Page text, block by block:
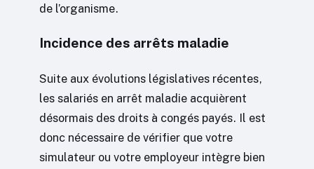
de l’organisme.
Incidence des arrêts maladie
Suite aux évolutions législatives récentes,
les salariés en arrêt maladie acquièrent
désormais des droits à congés payés. Il est
donc nécessaire de vérifier que votre
simulateur ou votre employeur intègre bien